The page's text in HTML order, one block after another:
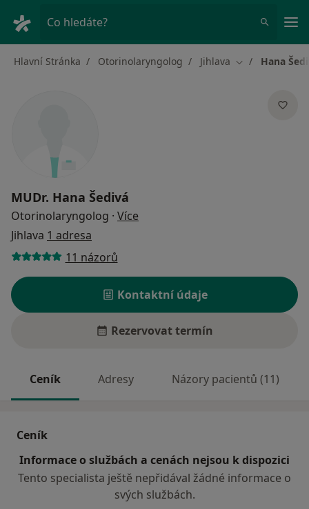
Co hledáte?
Hlavní Stránka Otorinolaryngolog Jihlava Změna města
Hana
MUDr. Hana Šedivá
Otorinolaryngolog · Více
Jihlava 1 adresa
11 názorů
Kontaktní údaje
Rezervovat termín
Ceník Adresy Názory pacientů (11)
Ceník
Informace o službách a cenách nejsou k dispozici
Tento specialista ještě nepřidával žádné informace o
svých službách.